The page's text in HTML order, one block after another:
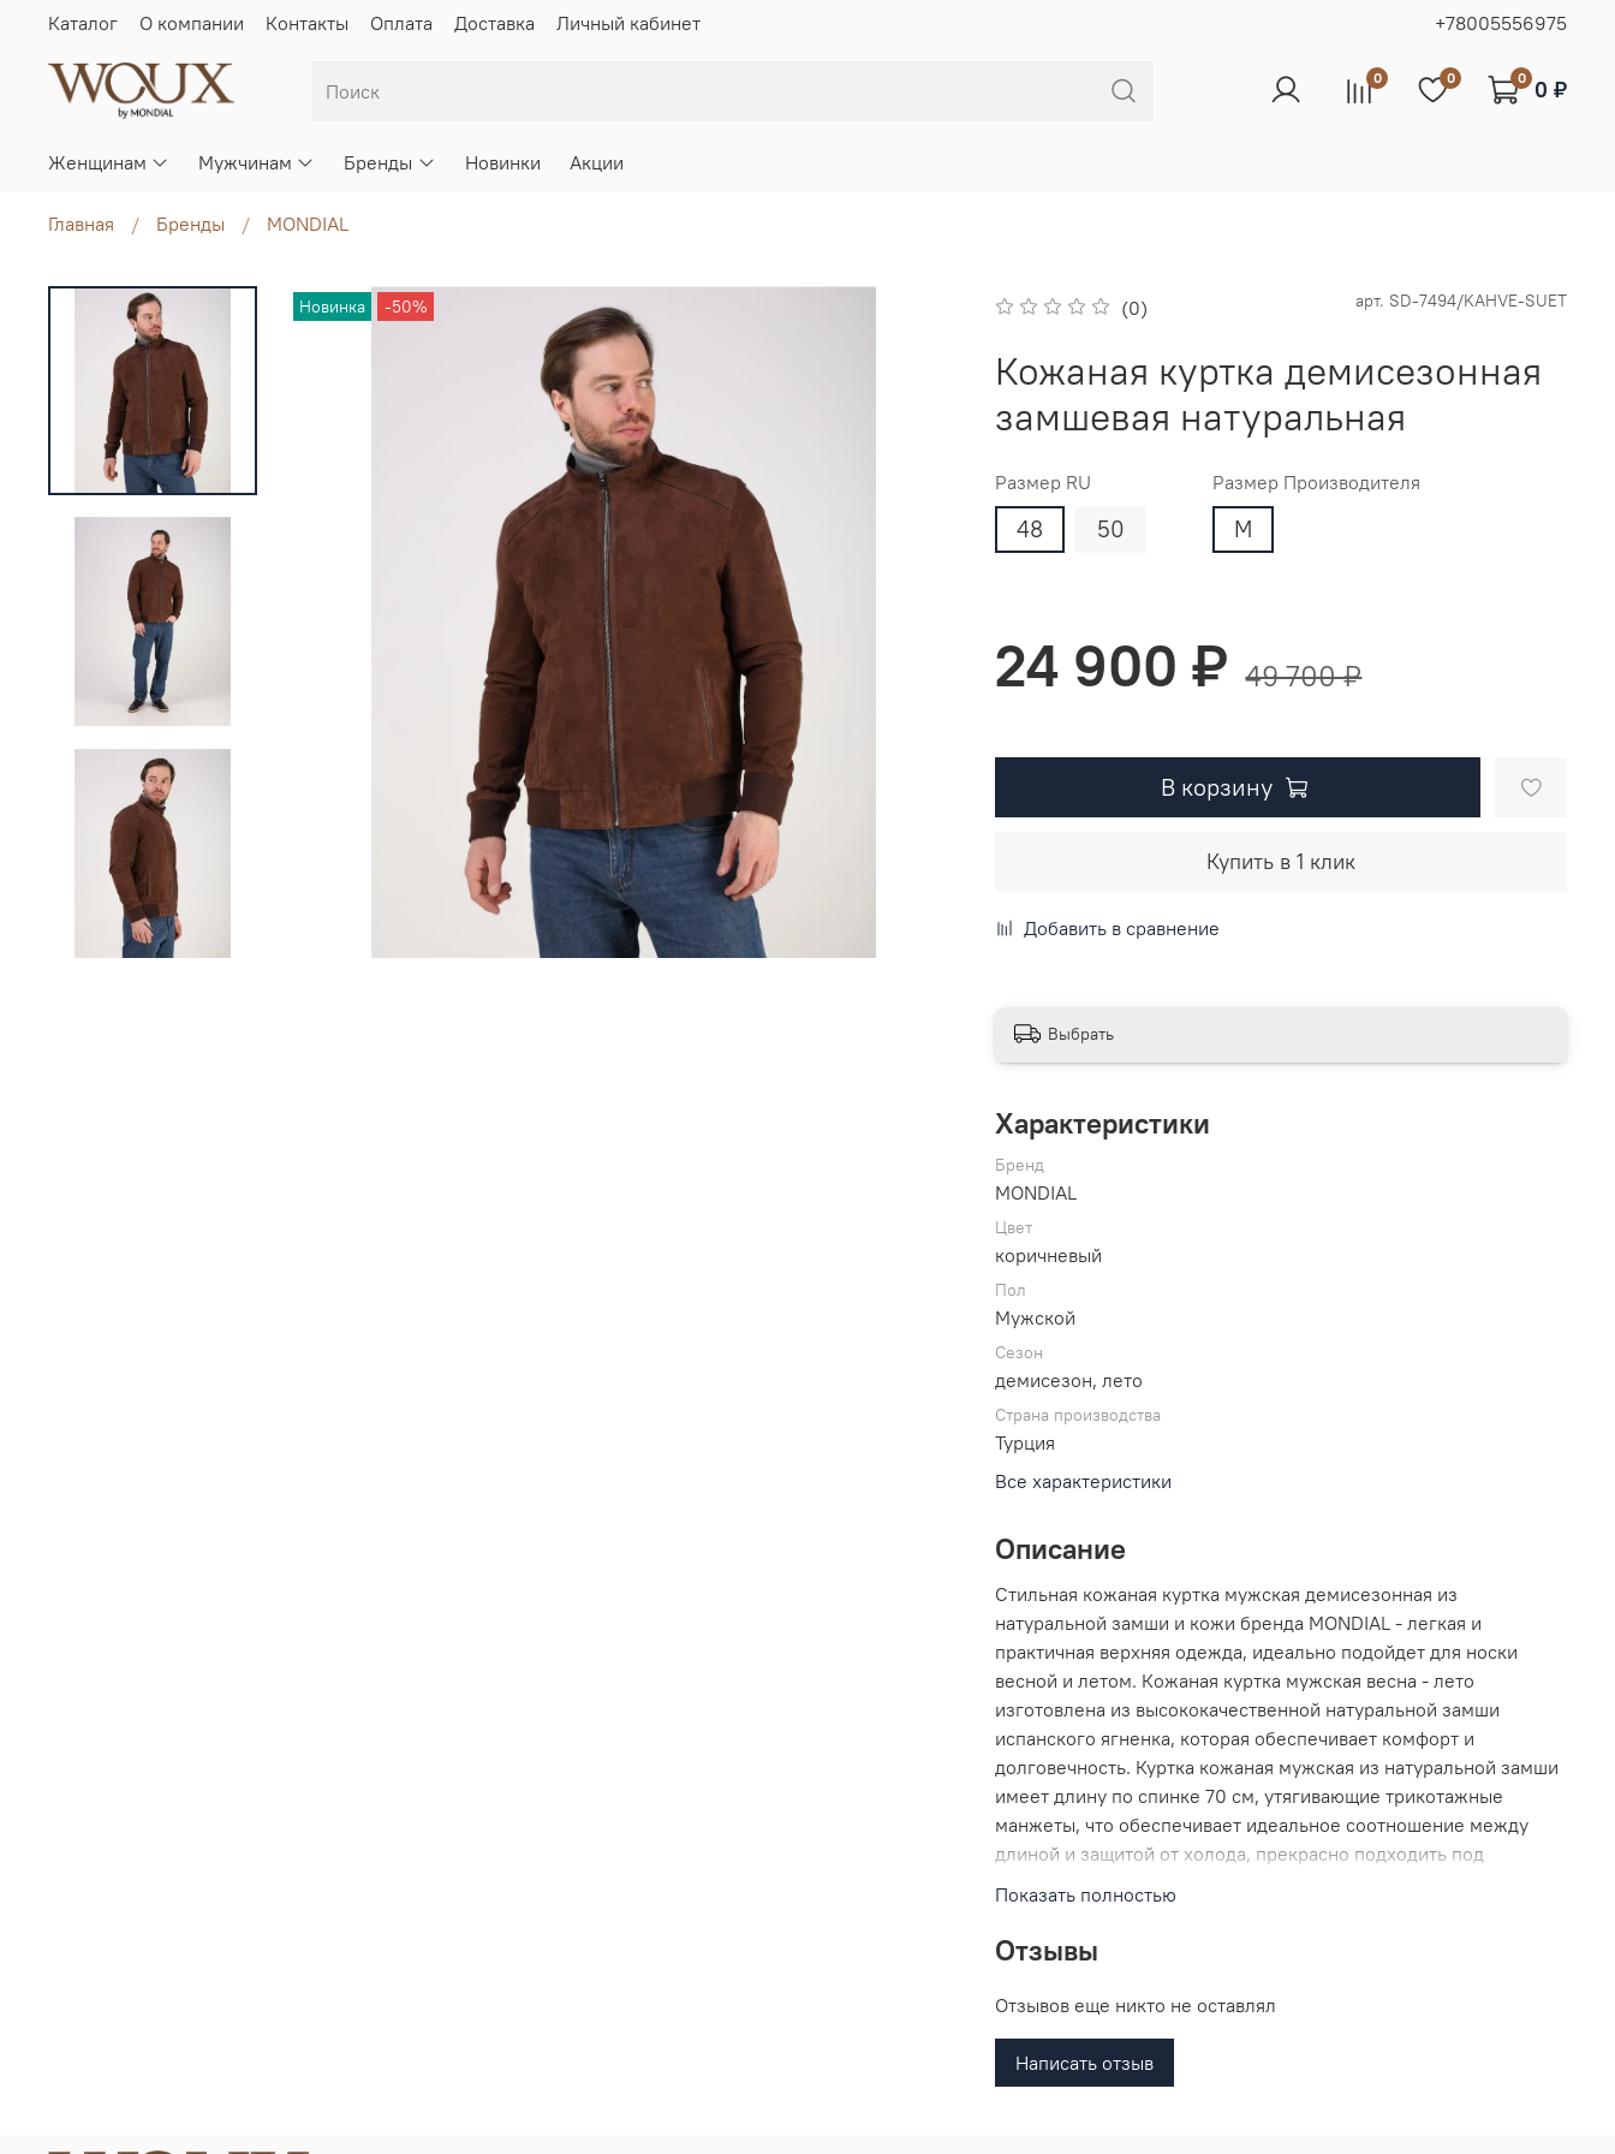
Каталог О компании Контакты Оплата Доставка Личный кабинет +78005556975
0 0 0 0 ₽
Женщинам Мужчинам Бренды Новинки Акции
Главная Бренды MONDIAL
Новинка -50% (0) арт. SD-7494/KAHVE-SUET
Кожаная куртка демисезонная
замшевая натуральная
Размер RU
48 50
Размер Производителя
M
24 900 ₽ 49 700 ₽
В корзину
Купить в 1 клик
Добавить в сравнение
Выбрать
Характеристики
Бренд
MONDIAL
Цвет
коричневый
Пол
Мужской
Сезон
демисезон, лето
Страна производства
Турция
Все характеристики
Описание
Стильная кожаная куртка мужская демисезонная из
натуральной замши и кожи бренда MONDIAL - легкая и
практичная верхняя одежда, идеально подойдет для носки
весной и летом. Кожаная куртка мужская весна - лето
изготовлена из высококачественной натуральной замши
испанского ягненка, которая обеспечивает комфорт и
долговечность. Куртка кожаная мужская из натуральной замши
имеет длину по спинке 70 см, утягивающие трикотажные
манжеты, что обеспечивает идеальное соотношение между
длиной и защитой от холода, прекрасно подходить под
функциональности и практичности в использовании данной
куртки. Стильный воротник стойка, вставки из кожи и фактура
придают куртке уникальность и изысканность, идеально
мужчины или парня подростка независимо от возраста.
Трендовая куртка весенняя мужская из премиального
Показать полностью
Отзывы
Отзывов еще никто не оставлял
Написать отзыв